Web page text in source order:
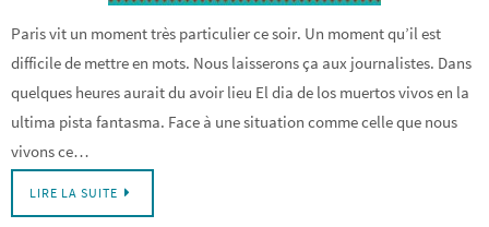
Paris vit un moment très particulier ce soir. Un moment qu’il est
difficile de mettre en mots. Nous laisserons ça aux journalistes. Dans
quelques heures aurait du avoir lieu El dia de los muertos vivos en la
ultima pista fantasma. Face à une situation comme celle que nous
vivons ce…
LIRE LA SUITE